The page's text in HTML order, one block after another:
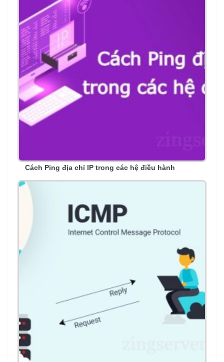
Cách Ping địa chỉ IP trong các hệ điều hành